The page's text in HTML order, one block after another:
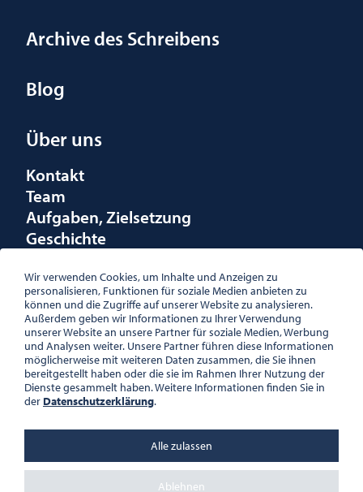
Archive des Schreibens
Blog
Über uns
Kontakt
Team
Aufgaben, Zielsetzung
Geschichte
Förderungen
Logo
ÖSTERREICHISCHE
GESELLSCHAFT FÜR LITERATUR
PALAIS WILCZEK, HERRENGASSE
ZVR-NR.: 508018443
Wir verwenden Cookies, um Inhalte und Anzeigen zu
personalisieren, Funktionen für soziale Medien anbieten zu
können und die Zugriffe auf unserer Website zu analysieren.
Außerdem geben wir Informationen zu Ihrer Verwendung
unserer Website an unsere Partner für soziale Medien, Werbung
und Analysen weiter. Unsere Partner führen diese Informationen
möglicherweise mit weiteren Daten zusammen, die Sie ihnen
bereitgestellt haben oder die sie im Rahmen Ihrer Nutzung der
Dienste gesammelt haben. Weitere Informationen finden Sie in
der Datenschutzerklärung.
Ablehnen
Alle zulassen